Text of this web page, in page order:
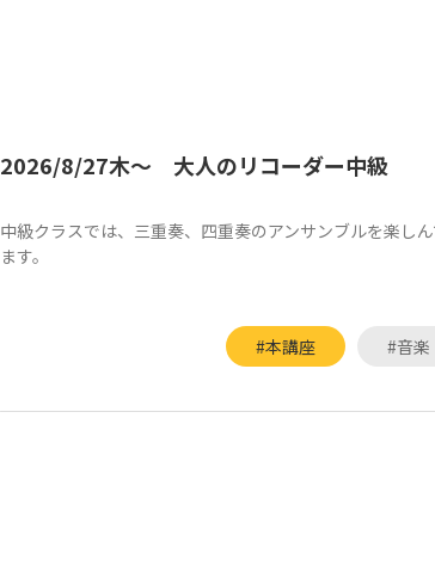
2026/8/27木～ 大人のリコーダー中級
中級クラスでは、三重奏、四重奏のアンサンブルを楽し
ます。
#本講座 #音楽